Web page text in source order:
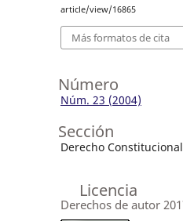
article/view/16865
Más formatos de cita
Número
Núm. 23 (2004)
Sección
Derecho Constitucional
Licencia
Derechos de autor